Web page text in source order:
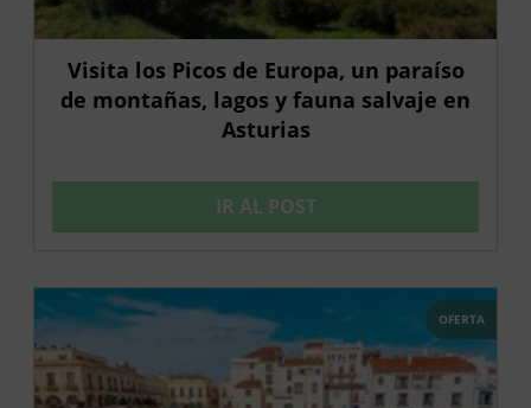
Visita los Picos de Europa, un paraíso
de montañas, lagos y fauna salvaje en
Asturias
IR AL POST
OFERTA